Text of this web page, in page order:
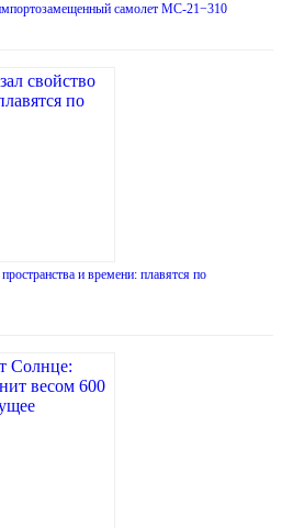
самолет МС-21−310
и времени: плавятся по